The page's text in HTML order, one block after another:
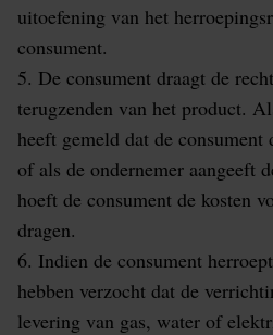
uitoefening van het
consument.
5. De consument draagt de
terugzenden van het product.
heeft gemeld dat de consument
of als de ondernemer aangeeft
hoeft de consument de kosten
dragen.
6. Indien de consument
hebben verzocht dat de
levering van gas, water of